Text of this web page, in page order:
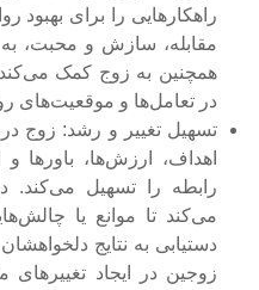
راهکارهایی را برای بهبود
مقابله، سازش و محبت،
همچنین به زوج کمک می‌کند
در تعامل‌ها و موقعیت‌های
تسهیل تغییر و رشد: زوج
اهداف، ارزش‌ها، باورها
رابطه را تسهیل می‌کند.
می‌کند تا موانع یا
دستیابی به نتایج
زوجین در ایجاد تغییرهای